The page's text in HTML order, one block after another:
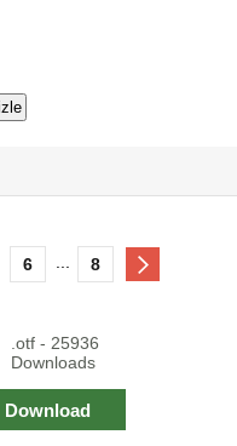
6 8
.otf - 25936
Downloads
Download